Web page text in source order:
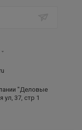
"Деловые
ул, 37, стр 1